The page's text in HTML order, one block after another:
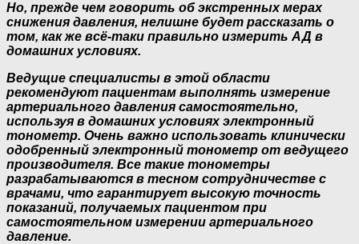
Но, прежде чем говорить об экстренных мерах
снижения давления, нелишне будет рассказать о
том, как же всё-таки правильно измерить АД в
домашних условиях.
Ведущие специалисты в этой области
рекомендуют пациентам выполнять измерение
артериального давления самостоятельно,
используя в домашних условиях электронный
тонометр. Очень важно использовать клинически
одобренный электронный тонометр от ведущего
производителя. Все такие тонометры
разрабатываются в тесном сотрудничестве с
врачами, что гарантирует высокую точность
показаний, получаемых пациентом при
самостоятельном измерении артериального
давление.